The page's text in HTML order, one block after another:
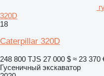
320D
18
Caterpillar 320D
248 800 TJS 27 000 $ ≈ 23 370
Гусеничный экскаватор